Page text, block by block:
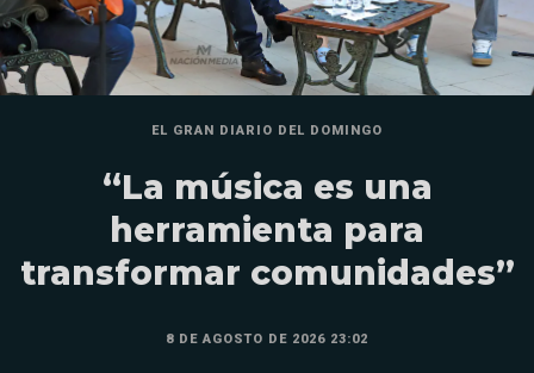
EL GRAN DIARIO DEL DOMINGO
“La música es una
herramienta para
transformar comunidades”
8 DE AGOSTO DE 2026 23:02